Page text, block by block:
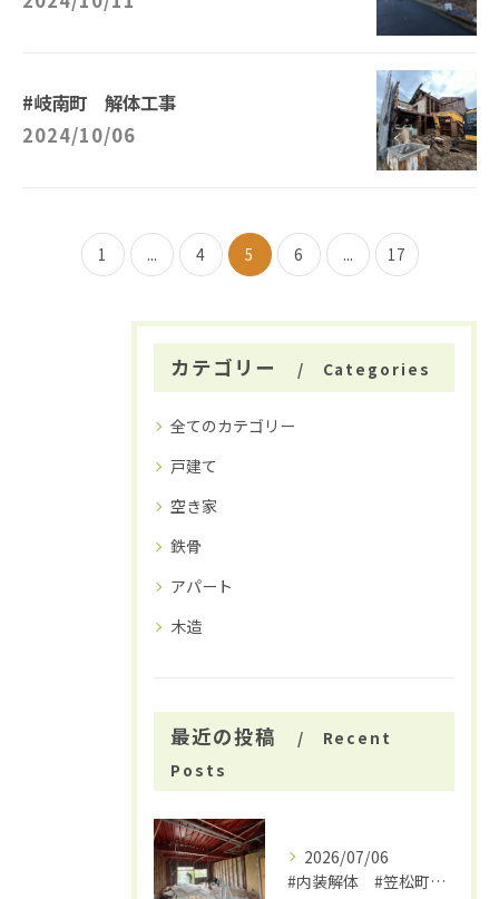
#岐南町 解体工事
2024/10/06
1 ... 4 5 6 ... 17
カテゴリー Categories
全てのカテゴリー
戸建て
空き家
鉄骨
アパート
木造
最近の投稿
Recent
Posts
2026/07/06
#内装解体 #笠松町解体工事 #大福